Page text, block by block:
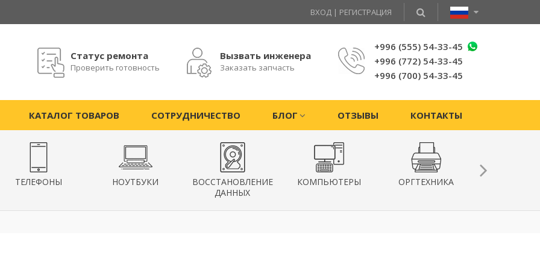
ВХОД | РЕГИСТРАЦИЯ
Статус ремонта
Проверить готовность
Вызвать инженера
Заказать запчасть
+996 (555) 54-33-45
+996 (772) 54-33-45
+996 (700) 54-33-45
КАТАЛОГ ТОВАРОВ СОТРУДНИЧЕСТВО БЛОГ ОТЗЫВЫ КОНТАКТЫ
ТЕЛЕФОНЫ НОУТБУКИ
ВОССТАНОВЛЕНИЕ
ДАННЫХ
КОМПЬЮТЕРЫ ОРГТЕХНИКА